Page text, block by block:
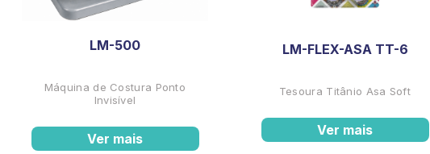
LM-500
Máquina de Costura Ponto
Invisível
Ver mais
LM-FLEX-ASA TT-6
Tesoura Titânio Asa Soft
Ver mais